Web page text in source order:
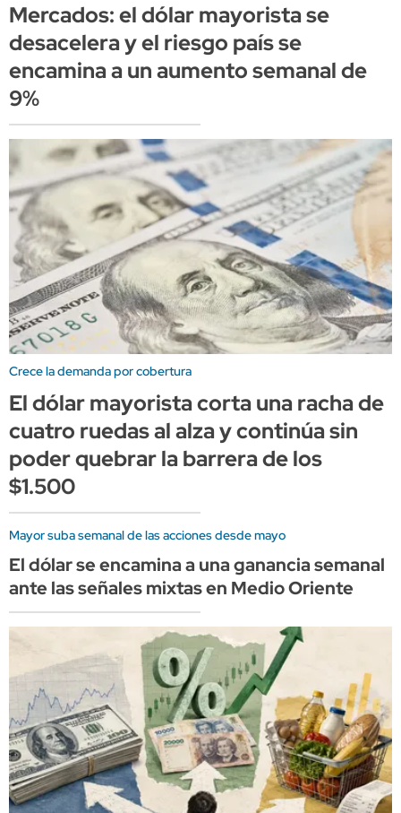
Mercados: el dólar mayorista se
desacelera y el riesgo país se
encamina a un aumento semanal de
9%
Crece la demanda por cobertura
El dólar mayorista corta una racha de
cuatro ruedas al alza y continúa sin
poder quebrar la barrera de los
$1.500
Mayor suba semanal de las acciones desde mayo
El dólar se encamina a una ganancia semanal
ante las señales mixtas en Medio Oriente